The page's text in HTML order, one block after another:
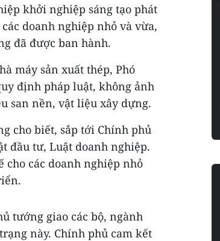
khởi nghiệp sáng tạo phát
doanh nghiệp nhỏ và vừa,
đã được ban hành.
máy sản xuất thép, Phó
định pháp luật, không ảnh
san nền, vật liệu xây dựng.
cho biết, sắp tới Chính phủ
đầu tư, Luật doanh nghiệp.
cho các doanh nghiệp nhỏ
tướng giao các bộ, ngành
này. Chính phủ cam kết